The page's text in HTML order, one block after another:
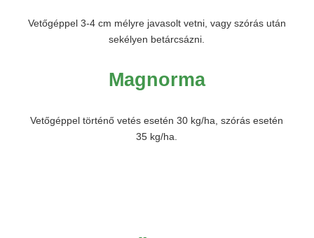
Vetőgéppel 3-4 cm mélyre javasolt vetni, vagy szórás után
sekélyen betárcsázni.
Magnorma
Vetőgéppel történő vetés esetén 30 kg/ha, szórás esetén
35 kg/ha.